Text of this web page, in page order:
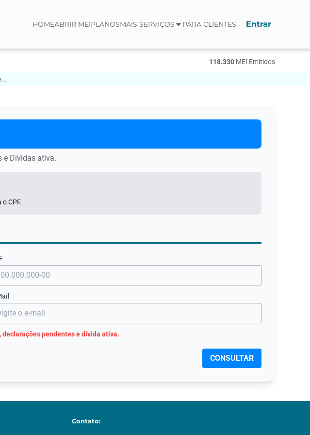
HOMEABRIR MEIPLANOSMAIS SERVIÇOS PARA CLIENTES Entrar
118.330 МЕI Emitidos
e Dívidas ativa.
CPF.
declarações pendentes e dívida ativa.
CONSULTAR
Contato: